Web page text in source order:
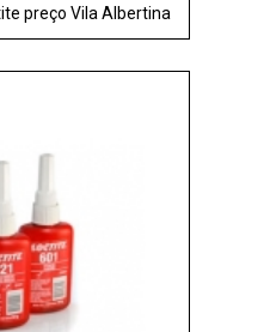
preço Vila Albertina